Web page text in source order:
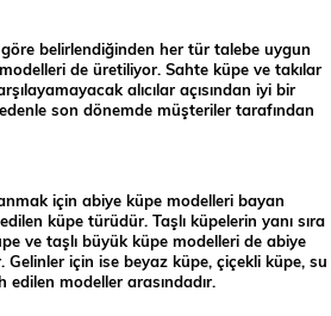
belirlendiğinden her tür talebe uygun
de üretiliyor. Sahte küpe ve takılar
alıcılar açısından iyi bir
son dönemde müşteriler tarafından
için abiye küpe modelleri bayan
küpe türüdür. Taşlı küpelerin yanı sıra
ve taşlı büyük küpe modelleri de abiye
Gelinler için ise beyaz küpe, çiçekli küpe, su
modeller arasındadır.